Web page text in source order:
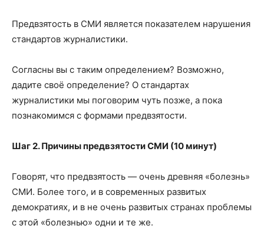
Предвзятость в СМИ является показателем нарушения
стандартов журналистики.
Согласны вы с таким определением? Возможно,
дадите своё определение? О стандартах
журналистики мы поговорим чуть позже, а пока
познакомимся с формами предвзятости.
Шаг 2. Причины предвзятости СМИ (10 минут)
Говорят, что предвзятость — очень древняя «болезнь»
СМИ. Более того, и в современных развитых
демократиях, и в не очень развитых странах проблемы
с этой «болезнью» одни и те же.